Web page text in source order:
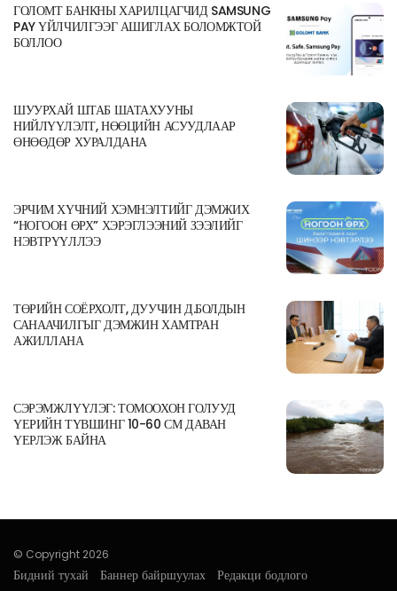
ГОЛОМТ БАНКНЫ ХАРИЛЦАГЧИД SAMSUNG
PAY ҮЙЛЧИЛГЭЭГ АШИГЛАХ БОЛОМЖТОЙ
БОЛЛОО
ШУУРХАЙ ШТАБ ШАТАХУУНЫ
НИЙЛҮҮЛЭЛТ, НӨӨЦИЙН АСУУДЛААР
ӨНӨӨДӨР ХУРАЛДАНА
ЭРЧИМ ХҮЧНИЙ ХЭМНЭЛТИЙГ ДЭМЖИХ
“НОГООН ӨРХ” ХЭРЭГЛЭЭНИЙ ЗЭЭЛИЙГ
НЭВТРҮҮЛЛЭЭ
ТӨРИЙН СОЁРХОЛТ, ДУУЧИН Д.БОЛДЫН
САНААЧИЛГЫГ ДЭМЖИН ХАМТРАН
АЖИЛЛАНА
СЭРЭМЖЛҮҮЛЭГ: ТОМООХОН ГОЛУУД
ҮЕРИЙН ТҮВШИНГ 10-60 СМ ДАВАН
ҮЕРЛЭЖ БАЙНА
© Copyright 2026
Бидний тухай Баннер байршуулах
Редакци бодлого